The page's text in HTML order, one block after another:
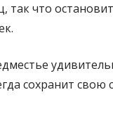
так что
сохранит свою